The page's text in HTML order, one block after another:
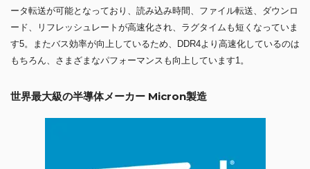
ータ転送が可能となっており、読み込み時間、ファイル転送、ダウンロ
ード、リフレッシュレートが高速化され、ラグタイムも短くなっていま
す5。またバス効率が向上しているため、DDR4より高速化しているのは
もちろん、さまざまなパフォーマンスも向上しています1。
世界最大級の半導体メーカー Micron製造